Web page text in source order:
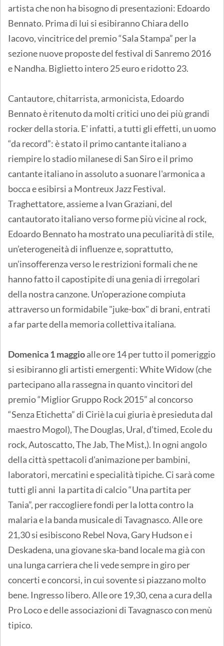
artista che non ha bisogno di presentazioni: Edoardo
Bennato. Prima di lui si esibiranno Chiara dello
Iacovo, vincitrice del premio “Sala Stampa” per la
sezione nuove proposte del festival di Sanremo 2016
e Nandha. Biglietto intero 25 euro e ridotto 23.
Cantautore, chitarrista, armonicista, Edoardo
Bennato è ritenuto da molti critici uno dei più grandi
rocker della storia. E' infatti, a tutti gli effetti, un uomo
“da record”: è stato il primo cantante italiano a
riempire lo stadio milanese di San Siro e il primo
cantante italiano in assoluto a suonare l'armonica a
bocca e esibirsi a Montreux Jazz Festival.
Traghettatore, assieme a Ivan Graziani, del
cantautorato italiano verso forme più vicine al rock,
Edoardo Bennato ha mostrato una peculiarità di stile,
un’eterogeneità di influenze e, soprattutto,
un’insofferenza verso le restrizioni formali che ne
hanno fatto il capostipite di una genia di irregolari
della nostra canzone. Un'operazione compiuta
attraverso un formidabile "juke-box" di brani, entrati
a far parte della memoria collettiva italiana.
Domenica 1 maggioalle ore 14 per tutto il pomeriggio
si esibiranno gli artisti emergenti: White Widow (che
partecipano alla rassegna in quanto vincitori del
premio “Miglior Gruppo Rock 2015” al concorso
“Senza Etichetta” di Ciriè la cui giuria è presieduta dal
maestro Mogol), The Douglas, Ural, d’timed, Ecole du
rock, Autoscatto, The Jab, The Mist,). In ogni angolo
della città spettacoli d'animazione per bambini,
laboratori, mercatini e specialità tipiche. Ci sarà come
tutti gli anni la partita di calcio “Una partita per
Tania”, per raccogliere fondi per la lotta contro la
malaria e la banda musicale di Tavagnasco. Alle ore
21,30 si esibiscono Rebel Nova, Gary Hudson e i
Deskadena, una giovane ska-band locale ma già con
una lunga carriera che li vede sempre in giro per
concerti e concorsi, in cui sovente si piazzano molto
bene. Ingresso libero. Alle ore 19,30, cena a cura della
Pro Loco e delle associazioni di Tavagnasco con menù
tipico.